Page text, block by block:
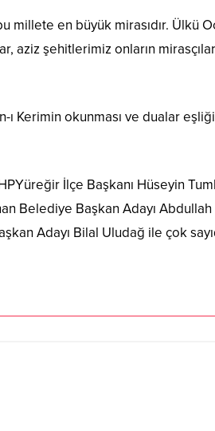
millete en büyük mirasıdır. Ülkü
şehitlerimiz onların
Kerimin okunması ve dualar
İlçe Başkanı Hüseyin
Belediye Başkan Adayı Abdullah
Adayı Bilal Uludağ ile çok